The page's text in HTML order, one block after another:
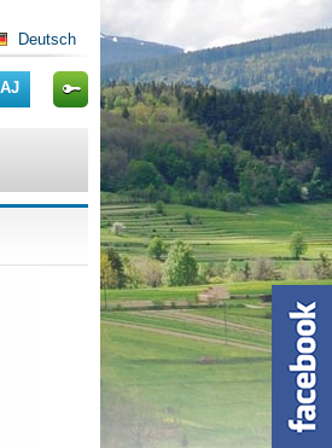
Deutsch
Szukaj